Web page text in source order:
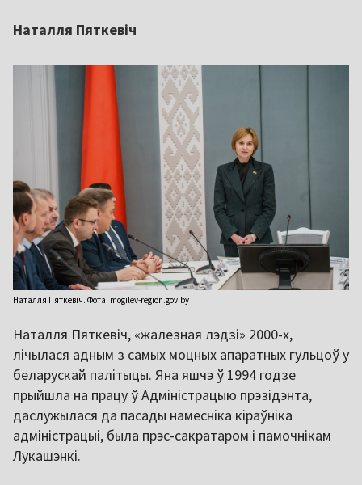
Наталля Пяткевіч
Наталля Пяткевіч. Фота: mogilev-region.gov.by
Наталля Пяткевіч, «жалезная лэдзі» 2000-х,
лічылася адным з самых моцных апаратных гульцоў у
беларускай палітыцы. Яна яшчэ ў 1994 годзе
прыйшла на працу ў Адміністрацыю прэзідэнта,
даслужылася да пасады намесніка кіраўніка
адміністрацыі, была прэс-сакратаром і памочнікам
Лукашэнкі.